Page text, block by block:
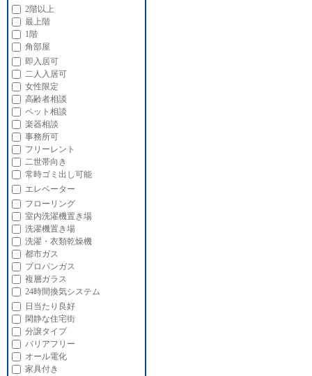
2階以上
最上階
1階
角部屋
即入居可
二人入居可
女性限定
高齢者相談
ペット相談
楽器相談
事務所可
フリーレント
二世帯向き
常時ゴミ出し可能
エレベーター
フローリング
室内洗濯機置き場
洗濯機置き場
洗濯・衣類乾燥機
都市ガス
プロパンガス
複層ガラス
24時間換気システム
日当たり良好
閑静な住宅街
分譲タイプ
バリアフリー
オール電化
家具付き